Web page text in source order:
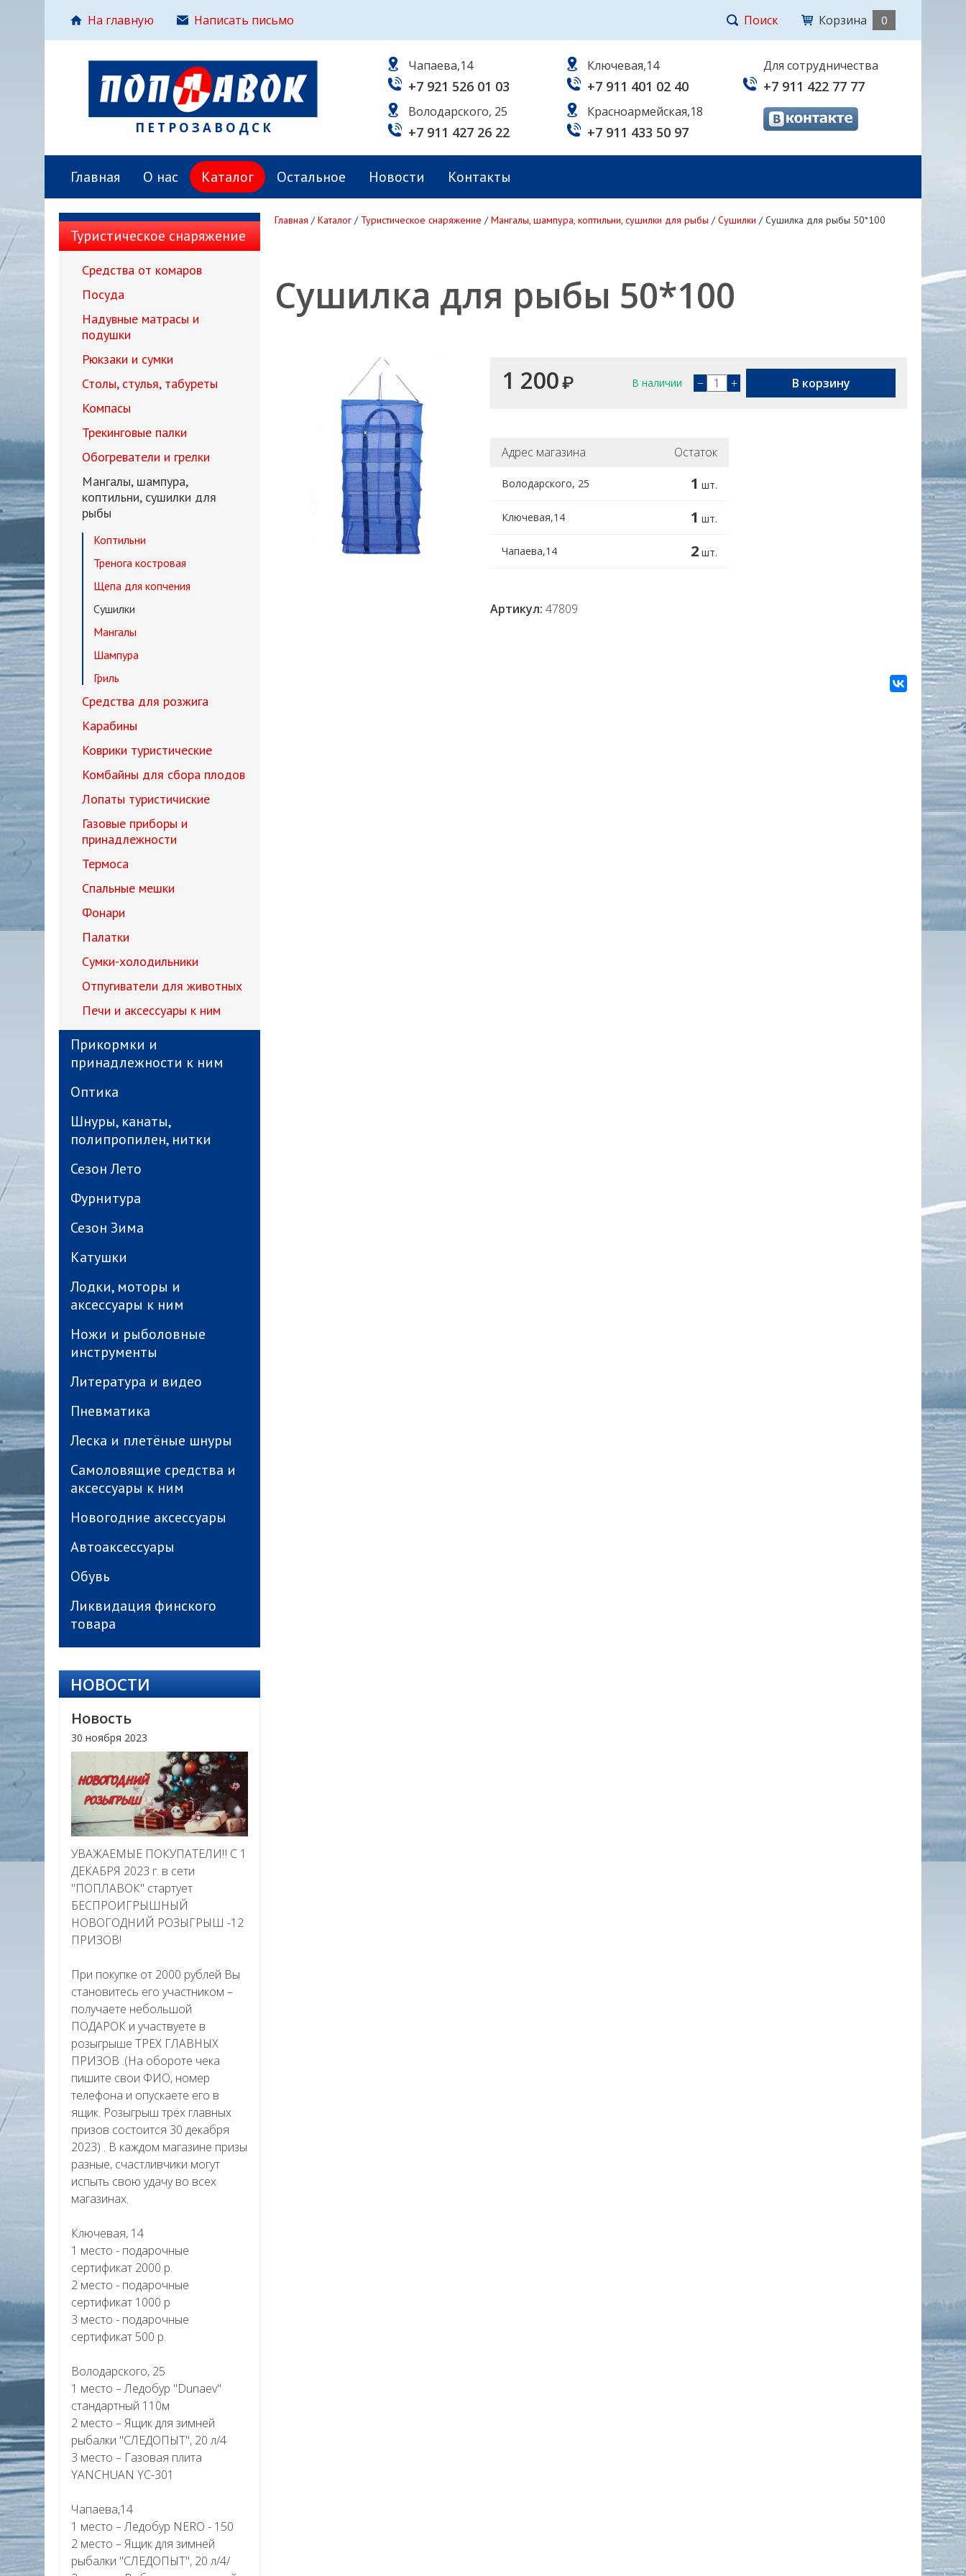
На главную Написать письмо Поиск Корзина 0
ПЕТРОЗАВОДСК
Чапаева,14
+7 921 526 01 03
Володарского, 25
+7 911 427 26 22
Ключевая,14
+7 911 401 02 40
Красноармейская,18
+7 911 433 50 97
Для сотрудничества
+7 911 422 77 77
Главная О нас Каталог Остальное Новости Контакты
Туристическое снаряжение
Средства от комаров
Посуда
Надувные матрасы и
подушки
Рюкзаки и сумки
Столы, стулья, табуреты
Компасы
Трекинговые палки
Обогреватели и грелки
Мангалы, шампура,
коптильни, сушилки для
рыбы
Коптильни
Тренога костровая
Щепа для копчения
Сушилки
Мангалы
Шампура
Гриль
Средства для розжига
Карабины
Коврики туристические
Комбайны для сбора плодов
Лопаты туристичиские
Газовые приборы и
принадлежности
Термоса
Спальные мешки
Фонари
Палатки
Сумки-холодильники
Отпугиватели для животных
Печи и аксессуары к ним
Прикормки и
принадлежности к ним
Оптика
Шнуры, канаты,
полипропилен, нитки
Сезон Лето
Фурнитура
Сезон Зима
Катушки
Лодки, моторы и
аксессуары к ним
Ножи и рыболовные
инструменты
Литература и видео
Пневматика
Леска и плетёные шнуры
Самоловящие средства и
аксессуары к ним
Новогодние аксессуары
Автоаксессуары
Обувь
Ликвидация финского
товара
НОВОСТИ
Новость
30 ноября 2023
УВАЖАЕМЫЕ ПОКУПАТЕЛИ‼ С 1
ДЕКАБРЯ 2023 г. в сети
"ПОПЛАВОК" стартует
БЕСПРОИГРЫШНЫЙ
НОВОГОДНИЙ РОЗЫГРЫШ -12
ПРИЗОВ!
При покупке от 2000 рублей Вы
становитесь его участником –
получаете небольшой
ПОДАРОК и участвуете в
розыгрыше ТРЕХ ГЛАВНЫХ
ПРИЗОВ .(На обороте чека
пишите свои ФИО, номер
телефона и опускаете его в
ящик. Розыгрыш трёх главных
призов состоится 30 декабря
2023) . В каждом магазине призы
разные, счастливчики могут
испыть свою удачу во всех
магазинах.
Ключевая, 14
1 место - подарочные
сертификат 2000 р.
2 место - подарочные
сертификат 1000 р
3 место - подарочные
сертификат 500 р.
Володарского, 25
1 место – Ледобур "Dunaev"
стандартный 110м
2 место – Ящик для зимней
рыбалки "СЛЕДОПЫТ", 20 л/4
3 место – Газовая плита
YANCHUAN YC-301
Чапаева,14
1 место – Ледобур NERO - 150
2 место – Ящик для зимней
рыбалки "СЛЕДОПЫТ", 20 л/4/
Главная /Каталог / Туристическое снаряжение /Мангалы, шампура, коптильни, сушилки для рыбы /Сушилки /Сушилка для рыбы 50*100
Сушилка для рыбы 50*100
1 200₽ В наличии − + В корзину
Адрес магазина Остаток
Володарского, 25 1 шт.
Ключевая,14 1 шт.
Чапаева,14 2 шт.
Артикул: 47809